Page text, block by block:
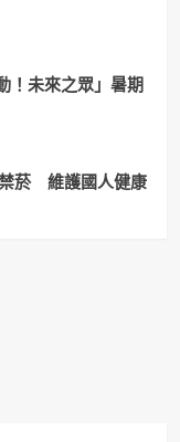
！未來之眾」暑期
菸 維護國人健康